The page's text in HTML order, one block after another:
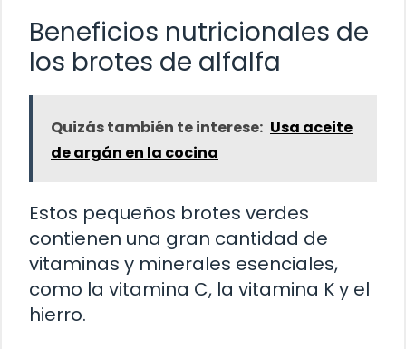
Beneficios nutricionales de
los brotes de alfalfa
Quizás también te interese: Usa aceite
de argán en la cocina
Estos pequeños brotes verdes
contienen una gran cantidad de
vitaminas y minerales esenciales,
como la vitamina C, la vitamina K y el
hierro.